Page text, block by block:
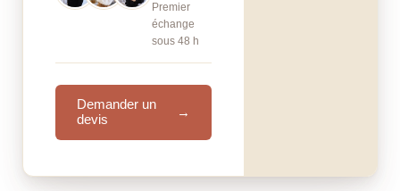
Premier
échange
sous 48 h
Demander un
devis
→